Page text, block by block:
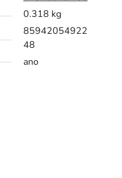
0.318 kg
85942054922
48
ano